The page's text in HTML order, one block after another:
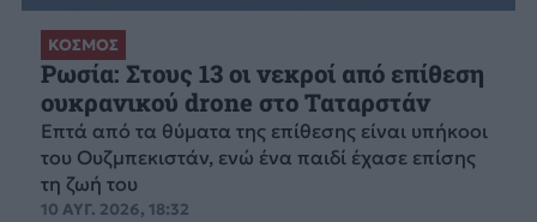
ΚΟΣΜΟΣ
Ρωσία: Στους 13 οι νεκροί από επίθεση
ουκρανικού drone στο Ταταρστάν
Επτά από τα θύματα της επίθεσης είναι υπήκοοι
του Ουζμπεκιστάν, ενώ ένα παιδί έχασε επίσης
τη ζωή του
10 ΑΥΓ. 2026, 18:32